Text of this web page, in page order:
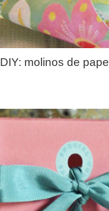
DIY: molinos de papel